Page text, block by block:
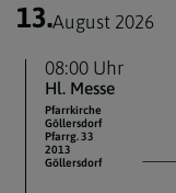
13.August 2026
08:00 Uhr
Hl. Messe
Pfarrkirche
Göllersdorf
Pfarrg. 33
2013
Göllersdorf